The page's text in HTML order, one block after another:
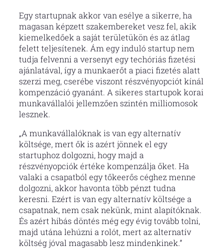
Egy startupnak akkor van esélye a sikerre, ha
magasan képzett szakembereket vesz fel, akik
kiemelkedőek a saját területükön és az átlag
felett teljesítenek. Ám egy induló startup nem
tudja felvenni a versenyt egy techóriás fizetési
ajánlatával, így a munkaerőt a piaci fizetés alatt
szerzi meg, cserébe viszont részvényopciót kínál
kompenzáció gyanánt. A sikeres startupok korai
munkavállalói jellemzően szintén milliomosok
lesznek.
„A munkavállalóknak is van egy alternatív
költsége, mert ők is azért jönnek el egy
startuphoz dolgozni, hogy majd a
részvényopciók értéke kompenzálja őket. Ha
valaki a csapatból egy tőkeerős céghez menne
dolgozni, akkor havonta több pénzt tudna
keresni. Ezért is van egy alternatív költsége a
csapatnak, nem csak nekünk, mint alapítóknak.
És azért hibás döntés még egy évig tovább tolni,
majd utána lehúzni a rolót, mert az alternatív
költség jóval magasabb lesz mindenkinek.”